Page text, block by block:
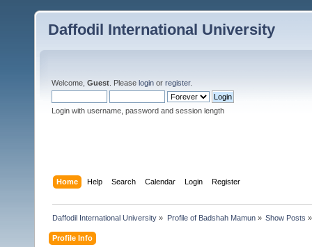
Daffodil International University
Welcome, Guest . Please login or register.
Login with username, password and session length
Home Help Search Calendar Login Register
Daffodil International University » Profile of Badshah Mamun» Show Posts »
Profile Info